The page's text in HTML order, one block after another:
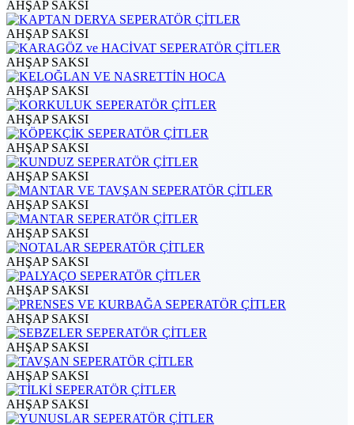
AHŞAP SAKSI
AHŞAP SAKSI
AHŞAP SAKSI
AHŞAP SAKSI
AHŞAP SAKSI
AHŞAP SAKSI
AHŞAP SAKSI
AHŞAP SAKSI
AHŞAP SAKSI
AHŞAP SAKSI
AHŞAP SAKSI
AHŞAP SAKSI
AHŞAP SAKSI
AHŞAP SAKSI
AHŞAP SAKSI